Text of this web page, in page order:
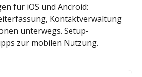
für iOS und Android:
Kontaktverwaltung
unterwegs. Setup-
zur mobilen Nutzung.